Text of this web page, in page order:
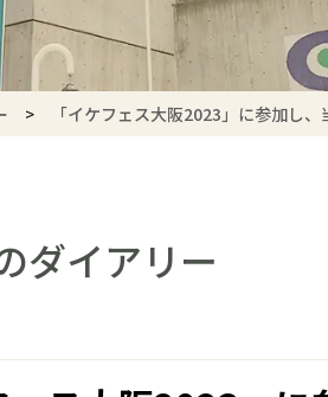
「イケフェス大阪2023」に参加し
ダイアリー